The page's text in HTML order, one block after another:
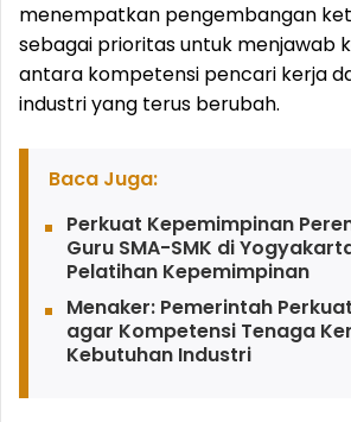
menempatkan pengembangan
sebagai prioritas untuk menjawab
antara kompetensi pencari kerja
industri yang terus berubah.
Baca Juga:
Perkuat Kepemimpinan
Guru SMA-SMK di
Pelatihan Kepemimpinan
Menaker: Pemerintah
agar Kompetensi Tenaga
Kebutuhan Industri